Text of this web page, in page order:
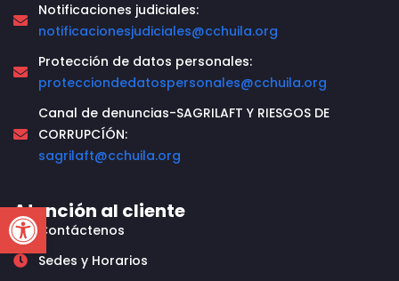
Open toolbar
Notificaciones judiciales:
notificacionesjudiciales@cchuila.org
Protección de datos personales:
protecciondedatospersonales@cchuila.org
Canal de denuncias-SAGRILAFT Y RIESGOS DE
CORRUPCÍÓN:
sagrilaft@cchuila.org
Atención al cliente
Contáctenos
Sedes y Horarios